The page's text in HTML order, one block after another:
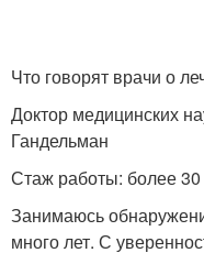
Что говорят врачи о
Доктор медицинских
Гандельман
Стаж работы: более 30
Занимаюсь
много лет. С